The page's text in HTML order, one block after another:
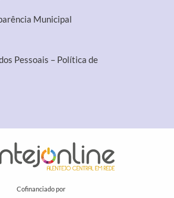
Municipal
Pessoais – Política de
Cofinanciado por